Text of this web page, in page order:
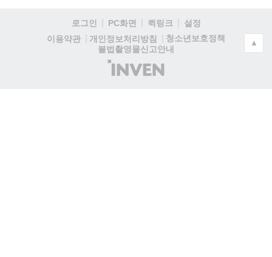
로그인 PC화면 퀵링크
설정
이용약관
개인정보처리방침
청소년보호정책
불법촬영물신고안내
(주)
인
▲